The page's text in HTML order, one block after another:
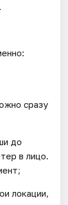
сразу
до
в лицо.
локации,